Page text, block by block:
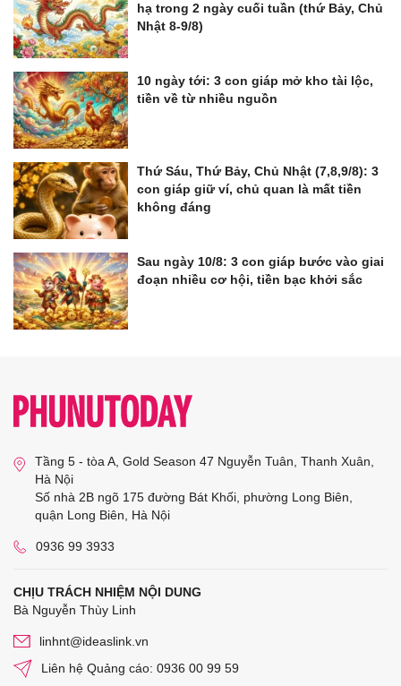
hạ trong 2 ngày cuối tuần (thứ Bảy, Chủ
Nhật 8-9/8)
10 ngày tới: 3 con giáp mở kho tài lộc,
tiền về từ nhiều nguồn
Thứ Sáu, Thứ Bảy, Chủ Nhật (7,8,9/8): 3
con giáp giữ ví, chủ quan là mất tiền
không đáng
Sau ngày 10/8: 3 con giáp bước vào giai
đoạn nhiều cơ hội, tiền bạc khởi sắc
Tầng 5 - tòa A, Gold Season 47 Nguyễn Tuân, Thanh Xuân,
Hà Nội
Số nhà 2B ngõ 175 đường Bát Khối, phường Long Biên,
quận Long Biên, Hà Nội
0936 99 3933
CHỊU TRÁCH NHIỆM NỘI DUNG
Bà Nguyễn Thùy Linh
linhnt@ideaslink.vn
Liên hệ Quảng cáo: 0936 00 99 59